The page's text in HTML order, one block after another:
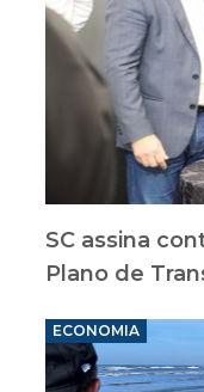
SC assina
Plano de
ECONOMIA